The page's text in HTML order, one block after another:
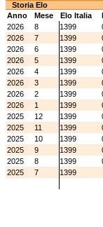
Storia Elo
Anno
Mese Elo Italia
2026
8 1399
2026
7 1399
2026
6 1399
2026
5 1399
2026
4 1399
2026
3 1399
2026
2 1399
2026
1 1399
2025
12 1399
2025
11 1399
2025
10 1399
2025
9 1399
2025
8 1399
2025
7 1399